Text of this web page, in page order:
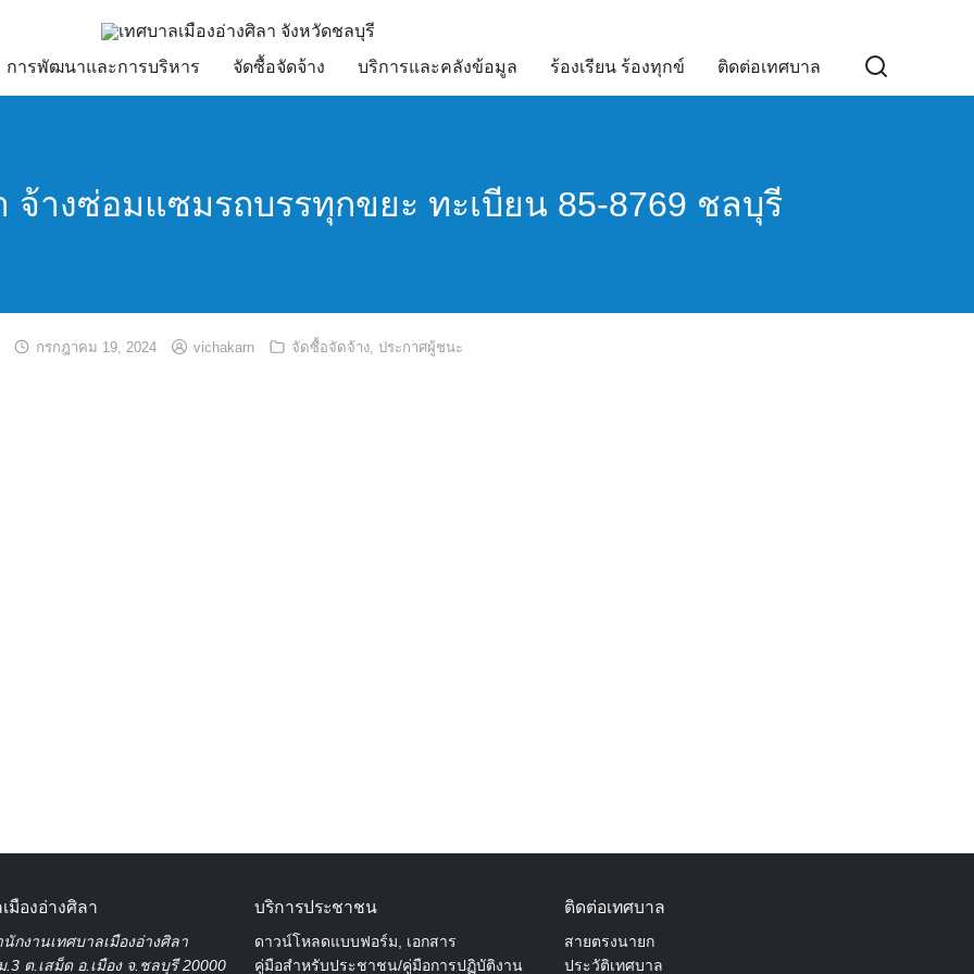
การพัฒนาและการบริหาร จัดซื้อจัดจ้าง บริการและคลังข้อมูล ร้องเรียน ร้องทุกข์ ติดต่อเทศบาล
จ้างซ่อมแซมรถบรรทุกขยะ ทะเบียน 85-8769 ชลบุรี
กรกฎาคม 19, 2024 vichakarn จัดซื้อจัดจ้าง, ประกาศผู้ชนะ
มืองอ่างศิลา
นักงานเทศบาลเมืองอ่างศิลา
.3 ต.เสม็ด อ.เมือง จ.ชลบุรี 20000
บริการประชาชน
ดาวน์โหลดแบบฟอร์ม, เอกสาร
คู่มือสำหรับประชาชน/คู่มือการปฏิบัติงาน
ติดต่อเทศบาล
สายตรงนายก
ประวัติเทศบาล